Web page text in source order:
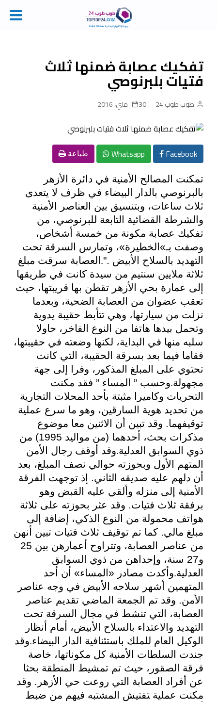
contentتفكيك عصابة ضمنها ثلاث
فتيات بلبرنوصي
طوب طوب 24 30 ماي، 2016
Facebook
Whatsapp طباعة
تمكنت المصالح الأمنية في دائرة الأزهر
بالبرنوصي بالدار البيضاء في ظرف لا يتعدى
ثلاث ساعات، وبتنسيق بين العناصر الأمنية
والشرطة القضائية التابعة للبرنوصي، من
تفكيك عصابة مكونة من خمسة أشخاص،
وصفت بـ»الخطيرة»، وتمارس السرقة تحت
التهديد بالسلاح الأبيض .". العصابة سرقت مبلغ
ثلاثة ملايين سنتيم من سيدة كانت في طريقها
إلى عمارة بحي الأزهر تقطن بها قريبتها، حيث
تعقب عضوان من العصابة الضحية، وبعدما
نزلت من سيارتها، وهي تتأبط حقيبة يدوية
وتحمل بيدها هاتفا من النوع الفاخر، حاولا
سلبه منها في البداية، لكنها وضعته في حقيبتها،
فقاما فيما بعد بسرقة الحقيبة، التي كانت
تحتوي على المبلغ المذكور، وفرا إلى جهة
مجهولة.وحسب ” المساء ” فقد مكنت
التحريات وكاميرا مثبتة بأحد المحلات التجارية
من تحديد هوية السارقين، وهو ما سرع عملية
توقيفهما. وقد تبين أن الاثنين معا موضوع
مذكرات بحث، أحدهما (من مواليد 1995) من
ذوي السوابق العدلية.وقد أوقف رجال الأمن
المتهم الأول وبحوزته حوالي نصف المبلغ، بعد
أن دلهم عليه صديقه الثاني. إذ توجهت الفرقة
الأمنية إلى منزله وألقي عليه القبض وهو
برفقة ثلاث فتيات. وقد عثر بحوزته على ثلاثة
هواتف محمولة من النوع الذكي، إضافة إلى
مبلغ مالي. كما تم توقيف ثلاث فتيات تبين أنهن
من عناصر العصابة، وتتراوح أعمارهن بين 25
و27 سنة، وإحداهن من ذوي السوابق
العدلية.وأكدت مصادر «المساء» أن أحد
المتهمين أشهر سلاحه الأبيض في وجه عناصر
الأمن. وقد تم الجمعة الماضي تقديم عناصر
العصابة، التي ﺗﻨﺸﻂ ﻓﻲ ﻣﺠﺎﻝ ﺍﻟﺴﺮﻗﺔ ﺗﺤﺖ
ﺍﻟﺘﻬﺪﻳﺪ والاعتداء ﺑﺎﻟﺴﻼ‌ﺡ ﺍﻷ‌ﺑﻴﺾ، أمام أنظار
الوكيل العام للملك باستئنافية الدار البيضاء.وقد
جندت السلطات الأمنية كل مكوناتها، خاصة
فرقة الصقور، حيث تم تمشيط المنطقة بحثا
عن أفراد العصابة التي روعت حي الأزهر. وقد
مكنت ﻋﻤﻠﻴﺔ ﺘﻔﺘﻴﺶ ﺍﻟﻤﺸﺘﺒﻪ ﻓﻴﻬﻢ ﻣﻦ ﺿﺒﻂ